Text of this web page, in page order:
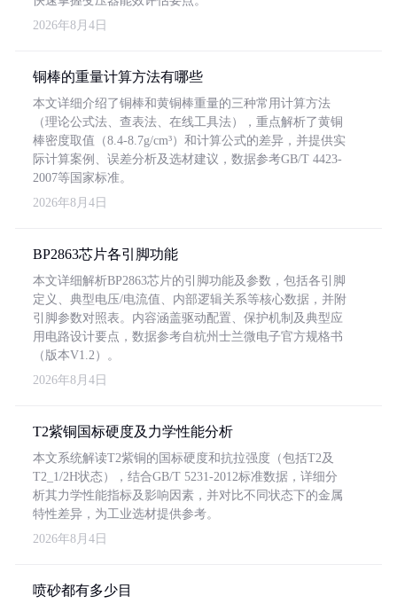
2026年8月4日
铜棒的重量计算方法有哪些
本文详细介绍了铜棒和黄铜棒重量的三种常用计算方法
（理论公式法、查表法、在线工具法），重点解析了黄铜
棒密度取值（8.4-8.7g/cm³）和计算公式的差异，并提供实
际计算案例、误差分析及选材建议，数据参考GB/T 4423-
2007等国家标准。
2026年8月4日
BP2863芯片各引脚功能
本文详细解析BP2863芯片的引脚功能及参数，包括各引脚
定义、典型电压/电流值、内部逻辑关系等核心数据，并附
引脚参数对照表。内容涵盖驱动配置、保护机制及典型应
用电路设计要点，数据参考自杭州士兰微电子官方规格书
（版本V1.2）。
2026年8月4日
T2紫铜国标硬度及力学性能分析
本文系统解读T2紫铜的国标硬度和抗拉强度（包括T2及
T2_1/2H状态），结合GB/T 5231-2012标准数据，详细分
析其力学性能指标及影响因素，并对比不同状态下的金属
特性差异，为工业选材提供参考。
2026年8月4日
喷砂都有多少目